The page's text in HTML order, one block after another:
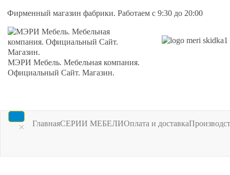
Фирменный магазин фабрики. Работаем с 9:30 до 20:00
МЭРИ Мебель. Мебельная компания.
Официальный Сайт. Магазин.
× ГлавнаяСЕРИИ МЕБЕЛИОплата и доставка